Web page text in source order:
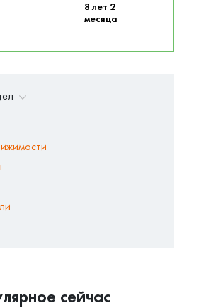
8 лет 2
месяца
сейчас